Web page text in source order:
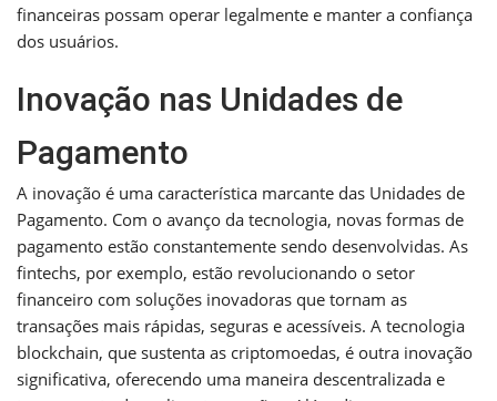
financeiras possam operar legalmente e manter a confiança
dos usuários.
Inovação nas Unidades de
Pagamento
A inovação é uma característica marcante das Unidades de
Pagamento. Com o avanço da tecnologia, novas formas de
pagamento estão constantemente sendo desenvolvidas. As
fintechs, por exemplo, estão revolucionando o setor
financeiro com soluções inovadoras que tornam as
transações mais rápidas, seguras e acessíveis. A tecnologia
blockchain, que sustenta as criptomoedas, é outra inovação
significativa, oferecendo uma maneira descentralizada e